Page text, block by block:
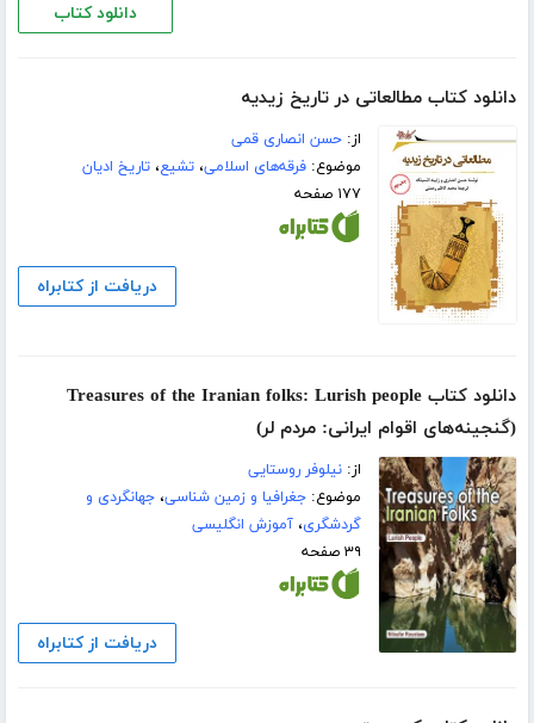
دانلود کتاب
دانلود کتاب مطالعاتی در تاریخ زیدیه
از:حسن انصاری قمی
موضوع:فرقه‌های اسلامی،تشیع،تاریخ ادیان
۱۷۷ صفحه
دریافت از کتابراه
دانلود کتاب Treasures of the Iranian folks: Lurish people
(گنجینه‌های اقوام ایرانی: مردم لر)
از:نیلوفر روستایی
موضوع:جغرافیا و زمین شناسی،جهانگردی و
گردشگری،آموزش انگلیسی
۳۹ صفحه
دریافت از کتابراه